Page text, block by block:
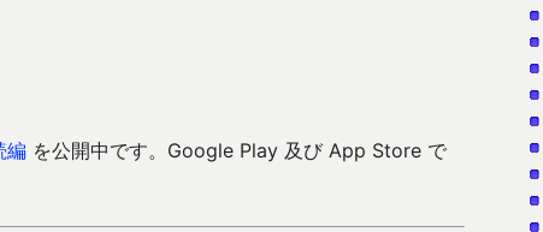
編 を公開中です。Google Play 及び App Store で